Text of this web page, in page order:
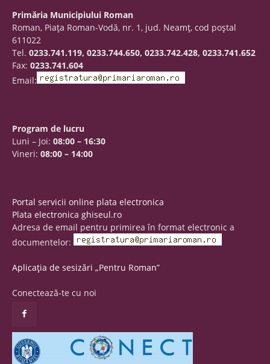
Primăria Municipiului Roman
Roman, Piaţa Roman-Vodă, nr. 1, jud. Neamţ, cod poştal
611022
Tel. 0233.741.119, 0233.744.650, 0233.742.428, 0233.741.652
Fax: 0233.741.604
Email:
Program de lucru
Luni – Joi: 08:00 – 16:30
Vineri: 08:00 – 14:00
Portal servicii online plata electronica
Plata electronica ghiseul.ro
Adresa de email pentru primirea în format electronic a
documentelor:
Aplicația de sesizări „Pentru Roman”
Conectează-te cu noi